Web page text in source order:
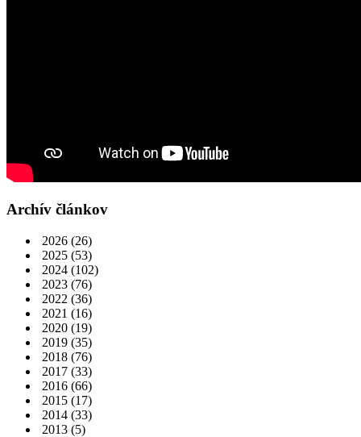
Archív článkov
2026 (26)
2025 (53)
2024 (102)
2023 (76)
2022 (36)
2021 (16)
2020 (19)
2019 (35)
2018 (76)
2017 (33)
2016 (66)
2015 (17)
2014 (33)
2013 (5)